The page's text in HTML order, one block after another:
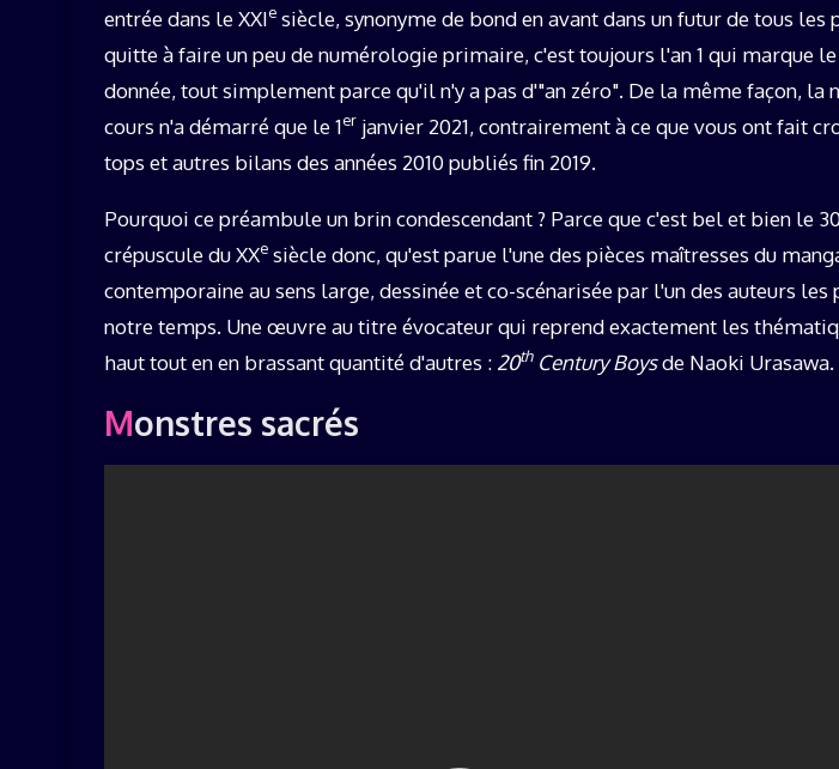
entrée dans le XXIe siècle, synonyme de bond en avant dans un futur de tous les
quitte à faire un peu de numérologie primaire, c'est toujours l'an 1 qui marque
donnée, tout simplement parce qu'il n'y a pas d'"an zéro". De la même façon, la
cours n'a démarré que le 1er janvier 2021, contrairement à ce que vous ont fait
tops et autres bilans des années 2010 publiés fin 2019.
Pourquoi ce préambule un brin condescendant ? Parce que c'est bel et bien le
crépuscule du XXe siècle donc, qu'est parue l'une des pièces maîtresses du
contemporaine au sens large, dessinée et co-scénarisée par l'un des auteurs
notre temps. Une œuvre au titre évocateur qui reprend exactement les
haut tout en en brassant quantité d'autres : 20thCentury Boysde Naoki Urasawa.
Monstres sacrés